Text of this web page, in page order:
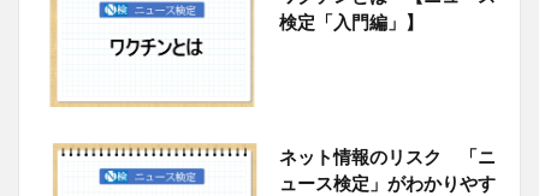
検定「入門編」】
ネット情報のリスク 「ニ
ュース検定」がわかりやす